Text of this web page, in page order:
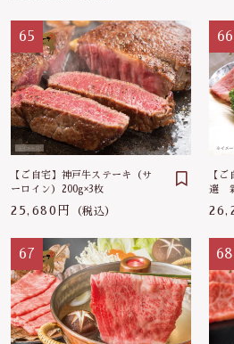
65
【ご自宅】神戸牛ステーキ（サ
ーロイン）200g×3枚
25,680円 （税込）
66
【
選
67 68
40,000～
在庫あり セール
並び順